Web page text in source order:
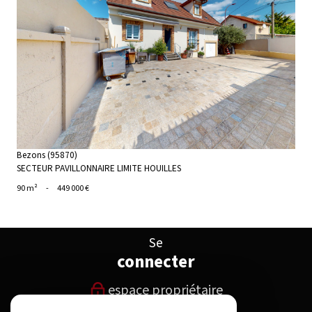
voir le bien
Bezons (95870)
SECTEUR PAVILLONNAIRE LIMITE HOUILLES
90 m² - 449 000 €
Se
connecter
espace propriétaire